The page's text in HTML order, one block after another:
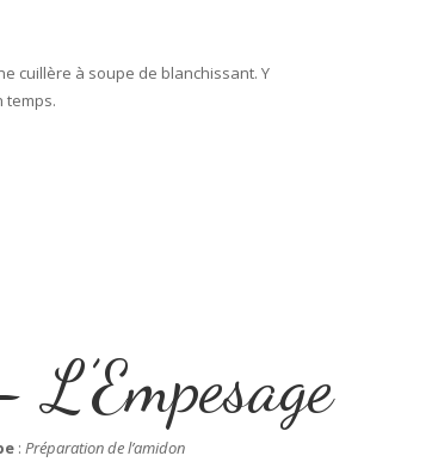
cuillère à soupe de blanchissant. Y
temps.
:Préparation de l’amidon